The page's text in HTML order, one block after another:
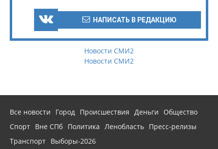
НАПИСАТЬ В РЕДАКЦИЮ
Новости СМИ2
Новости СМИ2
Все новости Город Происшествия Деньги
Общество
Спорт Вне СПб Политика Ленобласть Пресс-релизы
Транспорт Выборы-2026